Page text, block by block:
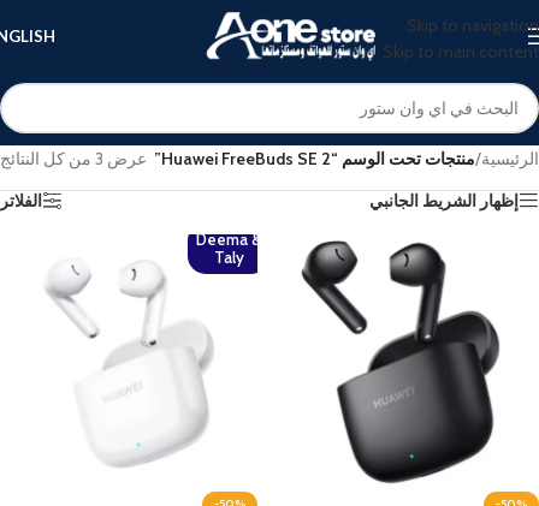
Skip to navigation
Skip to main content
الرئيسية/منتجات تحت الوسم “Huawei FreeBuds SE 2”
عرض ⁦3⁩ من كل النتائج
إظهار الشريط الجانبي
الفلاتر
Deema &
Taly